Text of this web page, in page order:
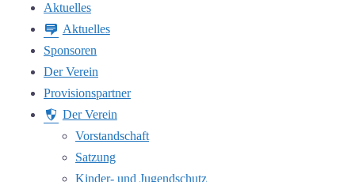
Aktuelles
Aktuelles
Sponsoren
Der Verein
Provisionspartner
Der Verein
Vorstandschaft
Satzung
Kinder- und Jugendschutz